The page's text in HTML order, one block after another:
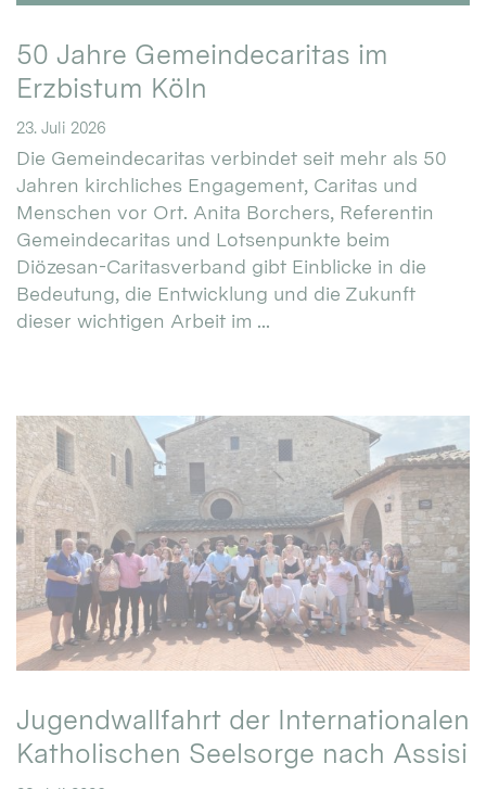
50 Jahre Gemeindecaritas im
Erzbistum Köln
23. Juli 2026
Die Gemeindecaritas verbindet seit mehr als 50
Jahren kirchliches Engagement, Caritas und
Menschen vor Ort. Anita Borchers, Referentin
Gemeindecaritas und Lotsenpunkte beim
Diözesan-Caritasverband gibt Einblicke in die
Bedeutung, die Entwicklung und die Zukunft
dieser wichtigen Arbeit im ...
Jugendwallfahrt der Internationalen
Katholischen Seelsorge nach Assisi